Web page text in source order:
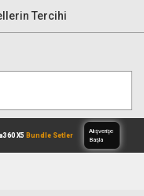
Tercihi